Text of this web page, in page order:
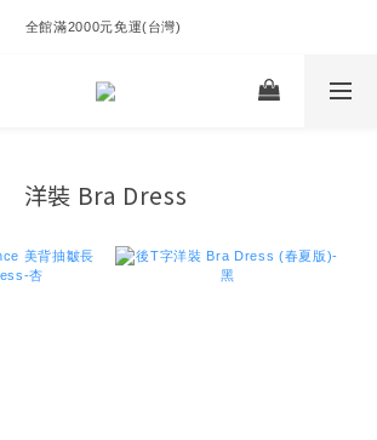
全館滿2000元免運(台灣)
洋裝 Bra Dress